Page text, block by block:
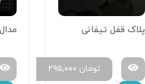
پلاک قفل تیفانی
۲۹۵,۰۰۰ تومان